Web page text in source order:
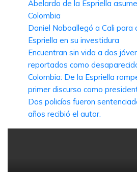
Abelardo de la Espriella
Colombia
Daniel Noboallegó a Cali para
Espriella en su investidura
Encuentran sin vida a dos
reportados como
Colombia: De la Espriella
primer discurso como
Dos policías fueron
años recibió el autor.